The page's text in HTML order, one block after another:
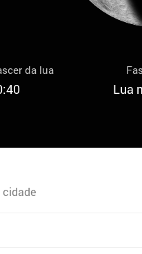
da lua
Lua
cidade